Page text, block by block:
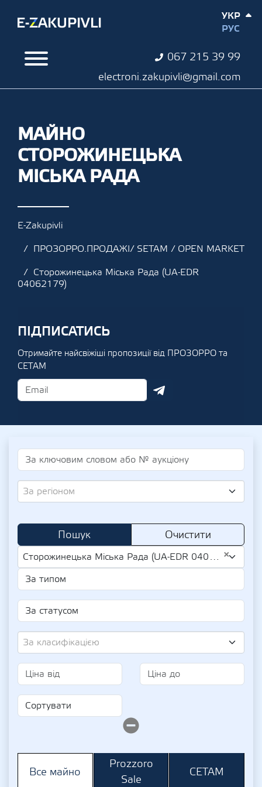
067 215 39 99
electroni.zakupivli@gmail.com
УКР
РУС
МАЙНО
СТОРОЖИНЕЦЬКА
МІСЬКА РАДА
E-Zakupivli
ПРОЗОРРО.ПРОДАЖІ/ SETAM / OPEN MARKET
Сторожинецька Міська Рада (UA-EDR
04062179)
ПІДПИСАТИСЬ
Отримайте найсвіжіші пропозиції від ПРОЗОРРО та
СЕТАМ
За регіоном
Пошук Очистити
×
Сторожинецька Міська Рада (UA-EDR 04062179)
За класифікацією
Все майно
Prozzoro
Sale
СЕТАМ